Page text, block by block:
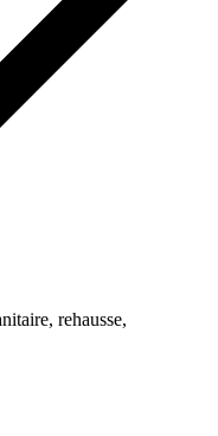
rehausse,